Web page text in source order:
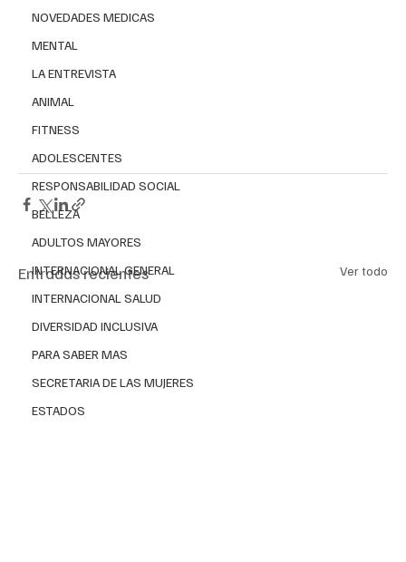
NOVEDADES MEDICAS
MENTAL
LA ENTREVISTA
ANIMAL
FITNESS
ADOLESCENTES
RESPONSABILIDAD SOCIAL
BELLEZA
ADULTOS MAYORES
INTERNACIONAL GENERAL
INTERNACIONAL SALUD
DIVERSIDAD INCLUSIVA
PARA SABER MAS
SECRETARIA DE LAS MUJERES
ESTADOS
Entradas recientes Ver todo